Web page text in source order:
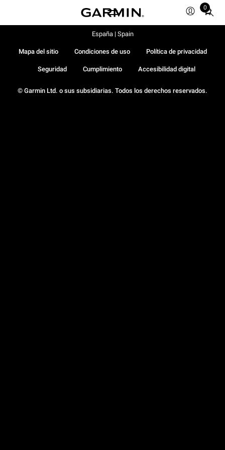
0
Total
© Garmin Ltd. o sus subsidiarias. Todos los derechos reservados.
Mapa del sitio Condiciones de uso Política de privacidad
Seguridad Cumplimiento Accesibilidad digital
España | Spain